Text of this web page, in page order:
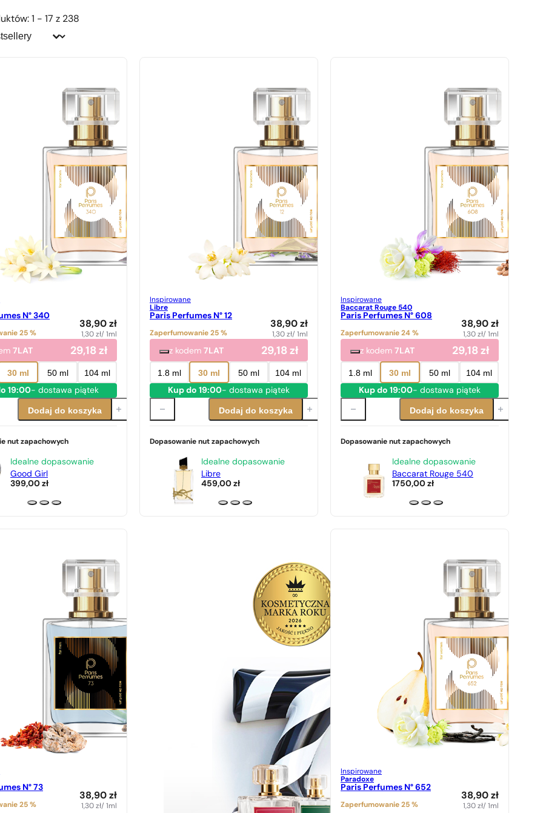
1 - 17 z 238
N° 340
25 %
38,90 zł
1,30 zł/ 1ml
7LAT 29,18 zł
30 ml 50 ml 104 ml
19:00- dostawa piątek
Dodaj do koszyka
nut zapachowych
Idealne dopasowanie
Good Girl
399,00 zł
Inspirowane
Libre
Paris Perfumes N° 12
Zaperfumowanie 25 %
38,90 zł
1,30 zł/ 1ml
z kodem 7LAT 29,18 zł
1.8 ml 30 ml 50 ml 104 ml
Kup do 19:00- dostawa piątek
Dodaj do koszyka
Dopasowanie nut zapachowych
Idealne dopasowanie
Libre
459,00 zł
Inspirowane
Baccarat Rouge 540
Paris Perfumes N° 608
Zaperfumowanie 24 %
38,90 zł
1,30 zł/ 1ml
z kodem 7LAT 29,18 zł
1.8 ml 30 ml 50 ml 104 ml
Kup do 19:00- dostawa piątek
Dodaj do koszyka
Dopasowanie nut zapachowych
Idealne dopasowanie
Baccarat Rouge 540
1750,00 zł
N° 73
25 %
38,90 zł
1,30 zł/ 1ml
Inspirowane
Paradoxe
Paris Perfumes N° 652
Zaperfumowanie 25 %
38,90 zł
1,30 zł/ 1ml